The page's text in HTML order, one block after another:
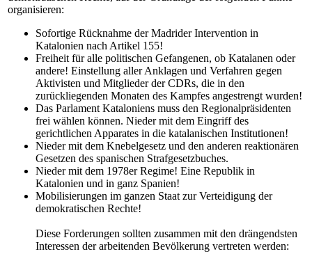
organisieren:
Sofortige Rücknahme der Madrider Intervention in
Katalonien nach Artikel 155!
Freiheit für alle politischen Gefangenen, ob Katalanen oder
andere! Einstellung aller Anklagen und Verfahren gegen
Aktivisten und Mitglieder der CDRs, die in den
zurückliegenden Monaten des Kampfes angestrengt wurden!
Das Parlament Kataloniens muss den Regionalpräsidenten
frei wählen können. Nieder mit dem Eingriff des
gerichtlichen Apparates in die katalanischen Institutionen!
Nieder mit dem Knebelgesetz und den anderen reaktionären
Gesetzen des spanischen Strafgesetzbuches.
Nieder mit dem 1978er Regime! Eine Republik in
Katalonien und in ganz Spanien!
Mobilisierungen im ganzen Staat zur Verteidigung der
demokratischen Rechte!
Diese Forderungen sollten zusammen mit den drängendsten
Interessen der arbeitenden Bevölkerung vertreten werden: